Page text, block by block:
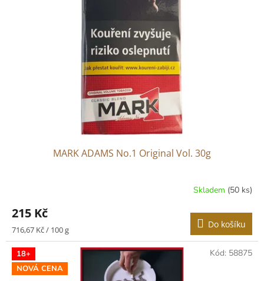
MARK ADAMS No.1 Original Vol. 30g
Skladem (50 ks)
215 Kč
Měrná
cena:
716,67 Kč / 100 g Do košíku
18+
NOVÁ CENA
Kód: 58875